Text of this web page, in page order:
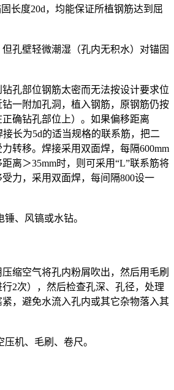
长度20d，均能保证所植钢筋达到屈
孔壁轻微潮湿（孔内无积水）对锚固
孔部位钢筋太密而无法按设计要求位
一附加孔洞，植入钢筋，原钢筋仍按
确钻孔部位上）。如果偏移距离
接长为5d的适当规格的联系筋，把二
转移。焊接采用双面焊，每隔600mm
离＞35mm时，则可采用“L”联系筋将
力，采用双面焊，每间隔800设一
、风镐或水钻。
缩空气将孔内粉屑吹出，然后用毛刷
2次），然后检查孔深、孔径，处理
，避免水流入孔内或其它杂物落入其
机、毛刷、卷尺。